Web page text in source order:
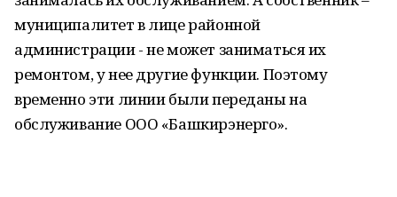
муниципалитет в лице районной
администрации - не может заниматься их
ремонтом, у нее другие функции. Поэтому
временно эти линии были переданы на
обслуживание ООО «Башкирэнерго».